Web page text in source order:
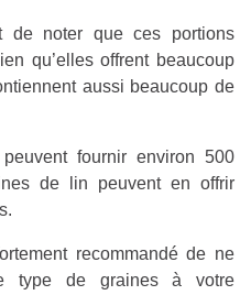
de noter que ces portions
qu’elles offrent beaucoup
aussi beaucoup de
fournir environ 500
de lin peuvent en offrir
recommandé de ne
type de graines à votre